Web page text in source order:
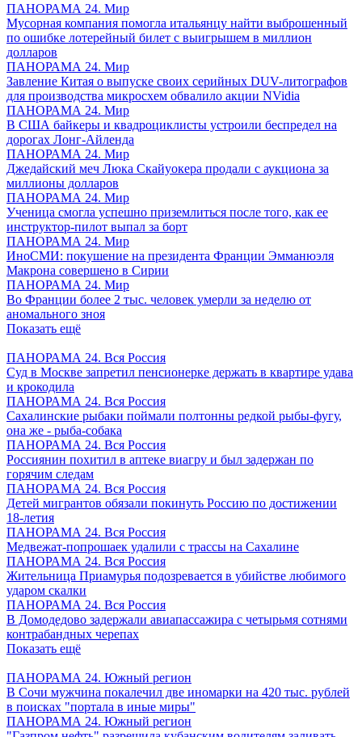
ПАНОРАМА 24. Мир
Мусорная компания помогла итальянцу найти выброшенный
по ошибке лотерейный билет с выигрышем в миллион
долларов
ПАНОРАМА 24. Мир
Завление Китая о выпуске своих серийных DUV-литографов
для производства микросхем обвалило акции NVidia
ПАНОРАМА 24. Мир
В США байкеры и квадроциклисты устроили беспредел на
дорогах Лонг-Айленда
ПАНОРАМА 24. Мир
Джедайский меч Люка Скайуокера продали с аукциона за
миллионы долларов
ПАНОРАМА 24. Мир
Ученица смогла успешно приземлиться после того, как ее
инструктор-пилот выпал за борт
ПАНОРАМА 24. Мир
ИноСМИ: покушение на президента Франции Эмманюэля
Макрона совершено в Сирии
ПАНОРАМА 24. Мир
Во Франции более 2 тыс. человек умерли за неделю от
аномального зноя
Показать ещё
ПАНОРАМА 24. Вся Россия
Суд в Москве запретил пенсионерке держать в квартире удава
и крокодила
ПАНОРАМА 24. Вся Россия
Сахалинские рыбаки поймали полтонны редкой рыбы-фугу,
она же - рыба-собака
ПАНОРАМА 24. Вся Россия
Россиянин похитил в аптеке виагру и был задержан по
горячим следам
ПАНОРАМА 24. Вся Россия
Детей мигрантов обязали покинуть Россию по достижении
18-летия
ПАНОРАМА 24. Вся Россия
Медвежат-попрошаек удалили с трассы на Сахалине
ПАНОРАМА 24. Вся Россия
Жительница Приамурья подозревается в убийстве любимого
ударом скалки
ПАНОРАМА 24. Вся Россия
В Домодедово задержали авиапассажира с четырьмя сотнями
контрабандных черепах
Показать ещё
ПАНОРАМА 24. Южный регион
В Сочи мужчина покалечил две иномарки на 420 тыс. рублей
в поисках "портала в иные миры"
ПАНОРАМА 24. Южный регион